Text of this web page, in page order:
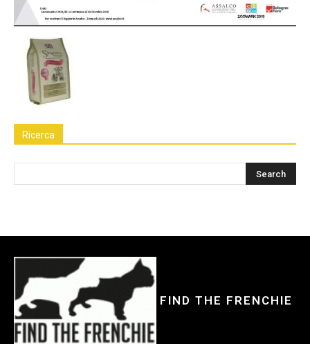
Ricerca
FIND THE FRENCHIE